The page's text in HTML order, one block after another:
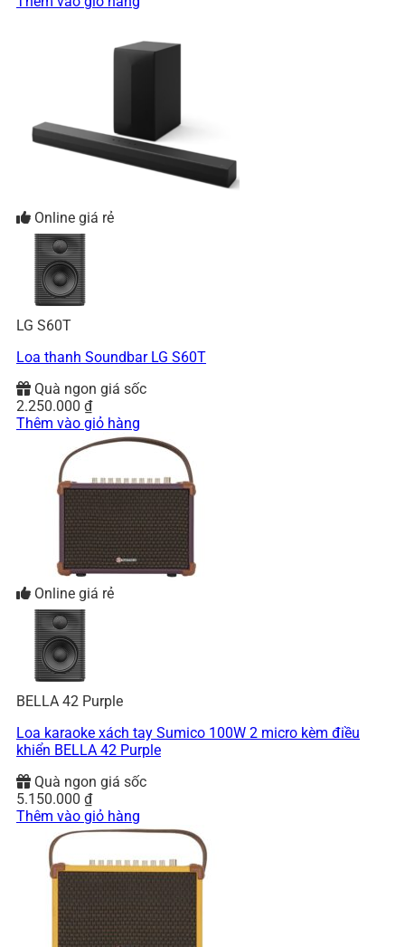
Online giá rẻ
LG S60T
Loa thanh Soundbar LG S60T
Quà ngon giá sốc
2.250.000 ₫
Thêm vào giỏ hàng
Online giá rẻ
BELLA 42 Purple
Loa karaoke xách tay Sumico 100W 2 micro kèm điều
khiển BELLA 42 Purple
Quà ngon giá sốc
5.150.000 ₫
Thêm vào giỏ hàng